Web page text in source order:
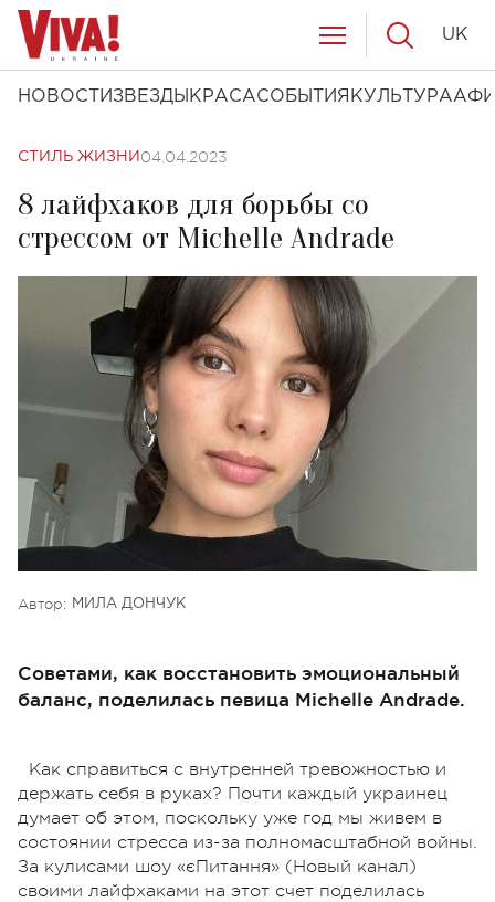
НОВОСТИ ЗВЕЗДЫ КРАСАСОБЫТИЯ КУЛЬТУРА
UK
СТИЛЬ ЖИЗНИ 04.04.2023
8 лайфхаков для борьбы со
стрессом от Michelle Andrade
Автор: МИЛА ДОНЧУК
Советами, как восстановить эмоциональный
баланс, поделилась певица Michelle Andrade.
Как справиться с внутренней тревожностью и
держать себя в руках? Почти каждый украинец
думает об этом, поскольку уже год мы живем в
состоянии стресса из-за полномасштабной войны.
За кулисами шоу «єПитання» (Новый канал)
своими лайфхаками на этот счет поделилась